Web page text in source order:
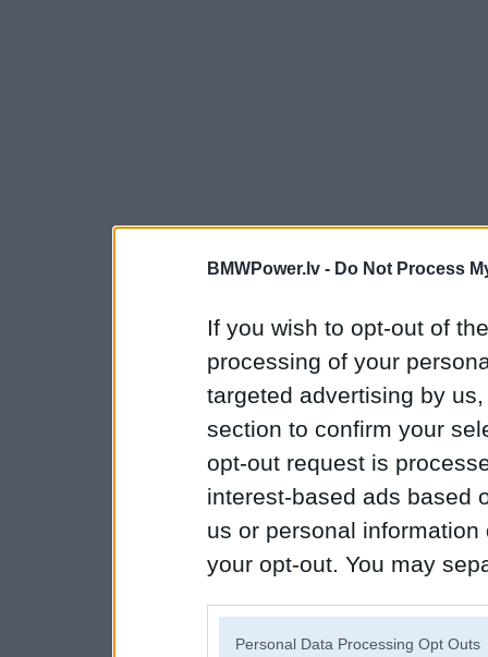
BMWPower.lv - Do Not Process
If you wish to opt-out of
processing of your
targeted advertising by
section to confirm your
opt-out request is
interest-based ads based
us or personal
your opt-out. You may
Personal Data Processing Opt Outs